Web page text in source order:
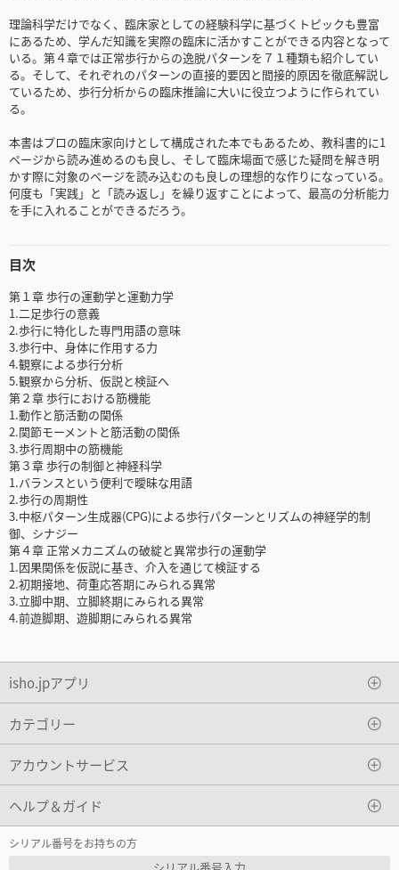
理論科学だけでなく、臨床家としての経験科学に基づくトピックも豊富
にあるため、学んだ知識を実際の臨床に活かすことができる内容となって
いる。第４章では正常歩行からの逸脱パターンを７１種類も紹介してい
る。そして、それぞれのパターンの直接的要因と間接的原因を徹底解説し
ているため、歩行分析からの臨床推論に大いに役立つように作られてい
る。
本書はプロの臨床家向けとして構成された本でもあるため、教科書的に1
ページから読み進めるのも良し、そして臨床場面で感じた疑問を解き明
かす際に対象のページを読み込むのも良しの理想的な作りになっている。
何度も「実践」と「読み返し」を繰り返すことによって、最高の分析能力
を手に入れることができるだろう。
目次
第１章 歩行の運動学と運動力学
1.二足歩行の意義
2.歩行に特化した専門用語の意味
3.歩行中、身体に作用する力
4.観察による歩行分析
5.観察から分析、仮説と検証へ
第２章 歩行における筋機能
1.動作と筋活動の関係
2.関節モーメントと筋活動の関係
3.歩行周期中の筋機能
第３章 歩行の制御と神経科学
1.バランスという便利で曖昧な用語
2.歩行の周期性
3.中枢パターン生成器(CPG)による歩行パターンとリズムの神経学的制
御、シナジー
第４章 正常メカニズムの破綻と異常歩行の運動学
1.因果関係を仮説に基き、介入を通じて検証する
2.初期接地、荷重応答期にみられる異常
3.立脚中期、立脚終期にみられる異常
4.前遊脚期、遊脚期にみられる異常
isho.jpアプリ
カテゴリー
アカウントサービス
ヘルプ＆ガイド
シリアル番号をお持ちの方